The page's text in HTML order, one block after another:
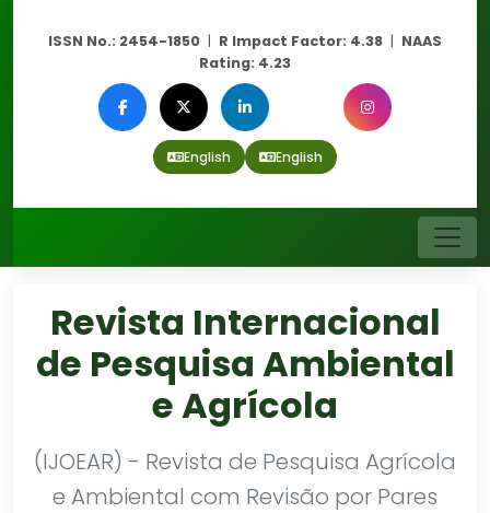
ISSN No.: 2454-1850 | R Impact Factor: 4.38 | NAAS
Rating: 4.23
English English
Revista Internacional
de Pesquisa Ambiental
e Agrícola
(IJOEAR) - Revista de Pesquisa Agrícola
e Ambiental com Revisão por Pares